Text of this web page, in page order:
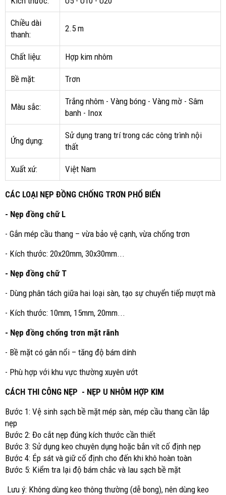
Chiều dài
thanh:
2.5 m
Chất liệu: Hợp kim nhôm
Bề mặt: Trơn
Màu sắc:
Trắng nhôm - Vàng bóng - Vàng mờ - Sâm
banh - Inox
Ứng dụng:
Sử dụng trang trí trong các công trình nội
thất
Xuất xứ: Việt Nam
CÁC LOẠI NẸP ĐỒNG CHỐNG TRƠN PHỔ BIẾN
- Nẹp đồng chữ L
- Gắn mép cầu thang – vừa bảo vệ cạnh, vừa chống trơn
- Kích thước: 20x20mm, 30x30mm...
- Nẹp đồng chữ T
- Dùng phân tách giữa hai loại sàn, tạo sự chuyển tiếp mượt mà
- Kích thước: 10mm, 15mm, 20mm...
- Nẹp đồng chống trơn mặt rãnh
- Bề mặt có gân nổi – tăng độ bám dính
- Phù hợp với khu vực thường xuyên ướt
CÁCH THI CÔNG NẸP - NẸP U NHÔM HỢP KIM
Bước 1: Vệ sinh sạch bề mặt mép sàn, mép cầu thang cần lắp
nẹp
Bước 2: Đo cắt nẹp đúng kích thước cần thiết
Bước 3: Sử dụng keo chuyên dụng hoặc bắn vít cố định nẹp
Bước 4: Ép sát và giữ cố định cho đến khi khô hoàn toàn
Bước 5: Kiểm tra lại độ bám chắc và lau sạch bề mặt
Lưu ý: Không dùng keo thông thường (dễ bong), nên dùng keo